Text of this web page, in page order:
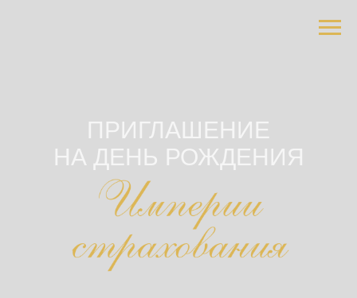
ПРИГЛАШЕНИЕ
НА ДЕНЬ РОЖДЕНИЯ